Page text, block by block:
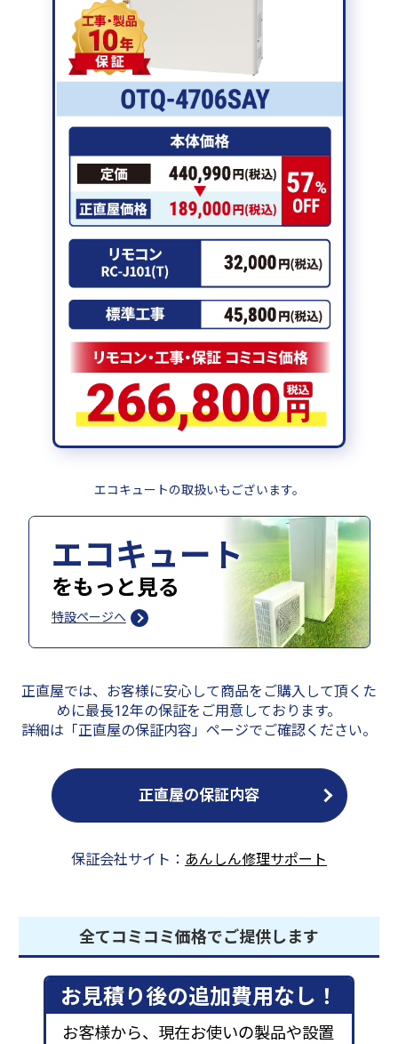
エコキュートの取扱いもございます。
エコキュート
をもっと見る
特設ページへ
正直屋では、お客様に安心して商品をご購入して頂くた
めに最長12年の保証をご用意しております。
詳細は「正直屋の保証内容」ページでご確認ください。
正直屋の保証内容
保証会社サイト： あんしん修理サポート
全てコミコミ価格でご提供します
お見積り後の追加費用なし！
お客様から、現在お使いの製品や設置